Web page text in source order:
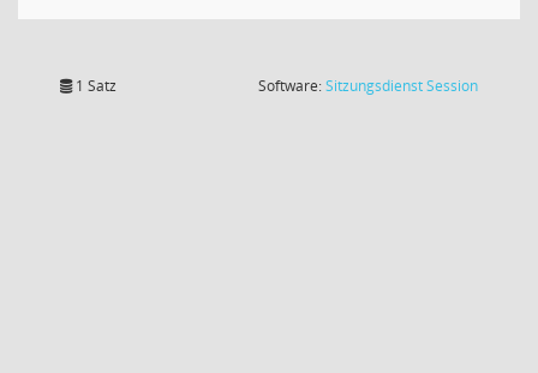
1 Satz Software:SitzungsdienstSession(Wird in